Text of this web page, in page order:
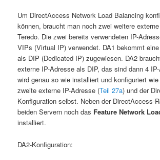
Um DirectAccess Network Load Balancing
können, braucht man noch zwei weitere
Teredo. Die zwei bereits verwendeten IP-
VIPs (Virtual IP) verwendet. DA1 bekommt
als DIP (Dedicated IP) zugewiesen. DA2
externe IP-Adresse als DIP, das sind dann 4
wird genau so wie installiert und konfiguriert
zweite externe IP-Adresse (Teil 27a) und der
Konfiguration selbst. Neben der DirectAccess-
beiden Servern noch das Feature Network
installiert.
DA2-Konfiguration: